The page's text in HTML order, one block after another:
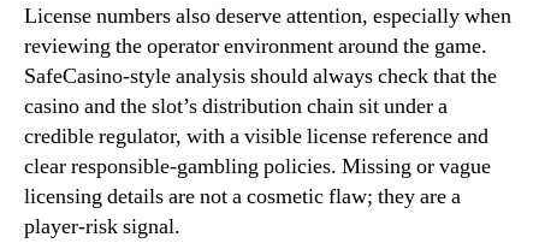
License numbers also deserve attention, especially when
reviewing the operator environment around the game.
SafeCasino-style analysis should always check that the
casino and the slot’s distribution chain sit under a
credible regulator, with a visible license reference and
clear responsible-gambling policies. Missing or vague
licensing details are not a cosmetic flaw; they are a
player-risk signal.